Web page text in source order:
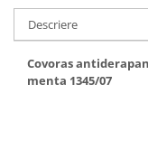
Descriere
Covoras
menta 1345/07